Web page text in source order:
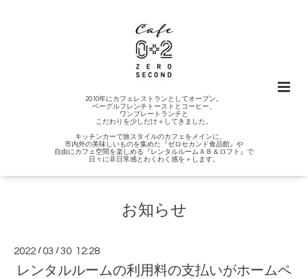
2010年にカフェレストランとしてオープン。
ベーグルフレンチトーストとコーヒー、
ワンプレートランチと
こだわりを少しだけ＋してきました。
キッチンカーで旅スタイルのカフェをメインに、
市内外の美味しいものを集めた『ゼロセカンド食品館』や
自由にカフェ空間を楽しめる『レンタルルームＡＢ＆ロフト』で
日々に非日常感とわくわく感を＋します。
お知らせ
2022 /03 /30 12:28
レンタルルームの利用料の支払いがホームペ